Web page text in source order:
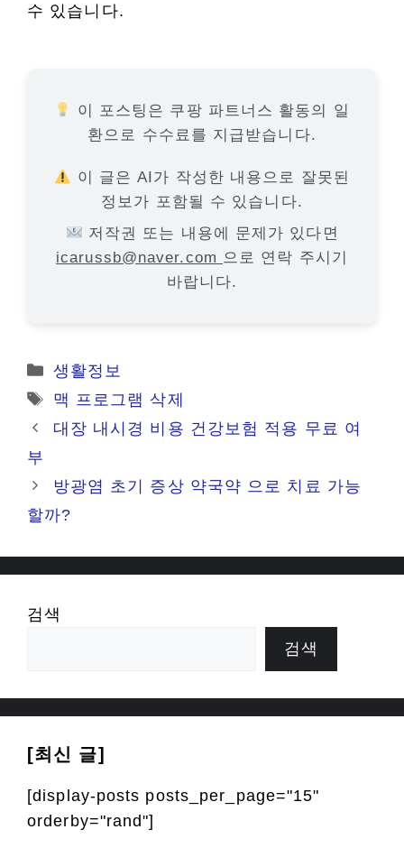
수 있습니다.
이 포스팅은 쿠팡 파트너스 활동의 일
환으로 수수료를 지급받습니다.
이 글은 AI가 작성한 내용으로 잘못된
정보가 포함될 수 있습니다.
저작권 또는 내용에 문제가 있다면
icarussb@naver.com 으로 연락 주시기
바랍니다.
카
테
리
생활정보
태
그
맥 프로그램 삭제
대장 내시경 비용 건강보험 적용 무료 여
부
방광염 초기 증상 약국약 으로 치료 가능
할까?
검색
검색
[최신 글]
[display-posts posts_per_page="15"
orderby="rand"]